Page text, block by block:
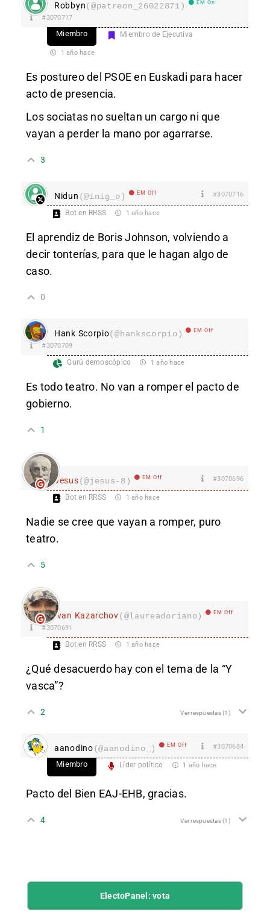
Robbyn(@patreon_26022871) EM On
#3070717
Miembro Miembro de Ejecutiva
1 año hace
Es postureo del PSOE en Euskadi para hacer
acto de presencia.
Los sociatas no sueltan un cargo ni que
vayan a perder la mano por agarrarse.
3
Nidun (@inig_o) EM Off #3070716
Bot en RRSS 1 año hace
El aprendiz de Boris Johnson, volviendo a
decir tonterías, para que le hagan algo de
caso.
0
Hank Scorpio(@hankscorpio) EM Off
#3070709
Gurú demoscópico 1 año hace
Es todo teatro. No van a romper el pacto de
gobierno.
1
Jesus(@jesus-8) EM Off #3070696
Bot en RRSS 1 año hace
Nadie se cree que vayan a romper, puro
teatro.
5
Ivan Kazarchov(@laureadoriano) EM Off
#3070691
Bot en RRSS 1 año hace
¿Qué desacuerdo hay con el tema de la “Y
vasca”?
2 Ver respuestas(1)
aanodino(@aanodino_) EM Off #3070684
Miembro Líder político 1 año hace
Pacto del Bien EAJ-EHB, gracias.
4 Ver respuestas(1)
ElectoPanel: vota